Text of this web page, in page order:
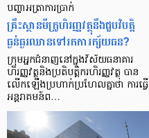
បញ្ហា​អត្រា​ការប្រាក់
គ្រឹះស្ថាន​មីក្រូ​ហិរញ្ញវត្ថុ​នឹង​ជួប​វិបត្តិ​
ធ្ងន់ធ្ងរ​ឈាន​ទៅ​រក​ការ​ក្ស័យធន?
ក្រុម​អ្នក​ជំនាញ​នៅ​ក្នុង​វិស័យ​ធនាគារ
ហិរញ្ញវត្ថុ​និង​ប្រតិបត្តិករ​ហិរញ្ញ​វត្ថុ បាន​​
លើក​ឡើង​ប្រហាក់​ប្រហែល​គ្នា​ថា ការ​ធ្វើ​
អន្តរាគមន៍​ព…